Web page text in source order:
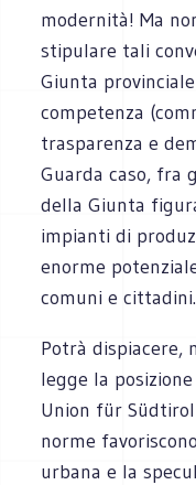
modernità! Ma
stipulare tali
Giunta
competenza
trasparenza e
Guarda caso, fra
della Giunta
impianti di
enorme
comuni e cittadini.
Potrà dispiacere,
legge la
Union für
norme
urbana e la